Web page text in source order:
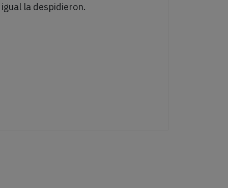
la despidieron.